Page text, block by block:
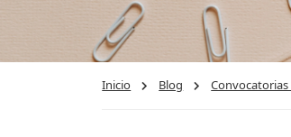
Inicio Blog